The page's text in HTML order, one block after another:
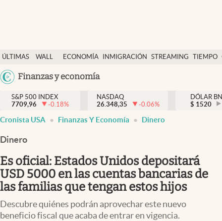
ÚLTIMAS
NOTICIAS
WALL
DÓLAR
ECONOMÍA INMIGRACIÓN STREAMING TIEMPO
México
Finanzas y economía
Finanzas y economía
Wall Street y dólar
Inmigración
Espiritual
Streaming
PC y mobile
S&P 500 INDEX
7709,96
-0.18%
NASDAQ
26.348,35
-0.06%
DÓLAR
$ 1520
Cronista USA Finanzas Y Economía Dinero
Dinero
Es oficial: Estados Unidos depositará
USD 5000 en las cuentas bancarias de
las familias que tengan estos hijos
Descubre quiénes podrán aprovechar este nuevo
beneficio fiscal que acaba de entrar en vigencia.